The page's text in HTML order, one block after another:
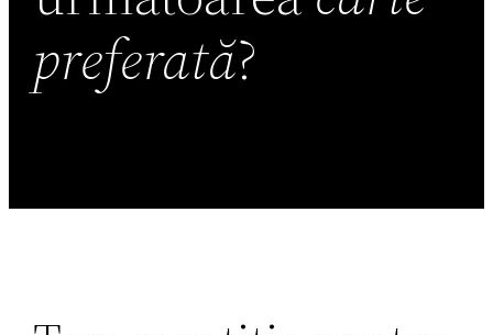
preferată?